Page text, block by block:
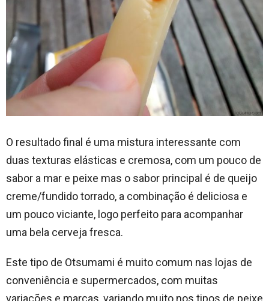
O resultado final é uma mistura interessante com
duas texturas elásticas e cremosa, com um pouco de
sabor a mar e peixe mas o sabor principal é de queijo
creme/fundido torrado, a combinação é deliciosa e
um pouco viciante, logo perfeito para acompanhar
uma bela cerveja fresca.
Este tipo de Otsumami é muito comum nas lojas de
conveniência e supermercados, com muitas
variações e marcas, variando muito nos tipos de peixe